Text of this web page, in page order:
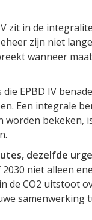
zit in de
zijn niet
wanneer
EPBD IV
Een integrale
bekeken,
dezelfde
niet alleen
CO2 uitstoot
samenwerking